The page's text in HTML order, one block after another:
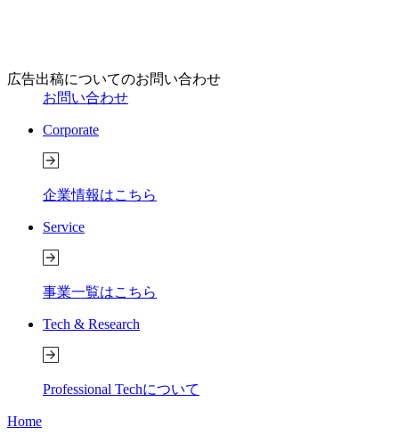
広告出稿についてのお問い合わせ
お問い合わせ
Corporate
企業情報はこちら
Service
事業一覧はこちら
Tech & Research
Professional Techについて
Home